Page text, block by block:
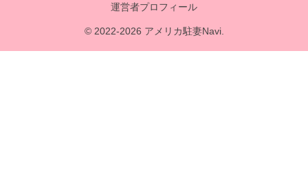
運営者プロフィール
© 2022-2026 アメリカ駐妻Navi.